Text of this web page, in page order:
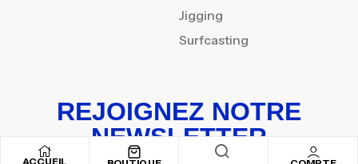
ACCUEIL
Jigging
Surfcasting
REJOIGNEZ NOTRE
NEWSLETTER